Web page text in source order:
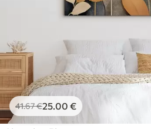
41.67€25.00 €